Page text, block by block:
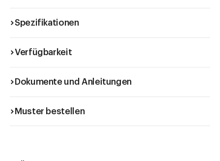
Spezifikationen
Verfügbarkeit
Dokumente und Anleitungen
Muster bestellen